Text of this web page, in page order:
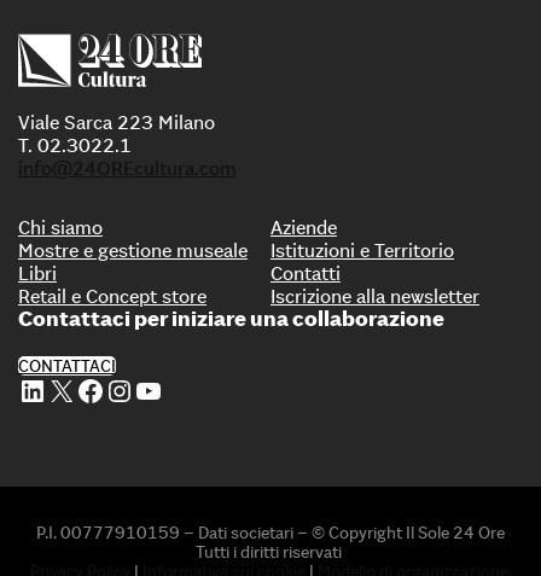
Viale Sarca 223 Milano
T. 02.3022.1
info@24OREcultura.com
Chi siamo
Mostre e gestione museale
Libri
Retail e Concept store
Aziende
Istituzioni e Territorio
Contatti
Iscrizione alla newsletter
Contattaci per iniziare una collaborazione
CONTATTACI
Profilo Linkedin di 24 ORE Cultura Profilo X di 24 ORE Cultura Profilo Facebook di 24 ORE Cultura Profilo Instagram di 24 ORE Cultura Profilo Youtube di 24 ORE Cultura
P.I. 00777910159 – Dati societari – © Copyright Il Sole 24 Ore
Tutti i diritti riservati
| |